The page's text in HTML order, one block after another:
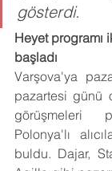
gösterdi.
Heyet programı
başladı
Varşova'ya
pazartesi günü
görüşmeleri
Polonya'lı
buldu. Dajar,